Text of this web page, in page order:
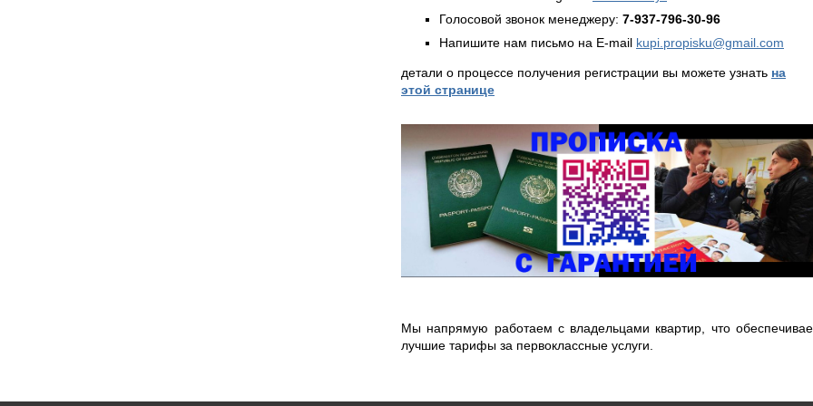
Голосовой звонок менеджеру: 7-937-796-30-96
Напишите нам письмо на E-mail kupi.propisku@gmail.com
детали о процессе получения регистрации вы можете узнать на
этой странице
Мы напрямую работаем с владельцами квартир, что
лучшие тарифы за первоклассные услуги.